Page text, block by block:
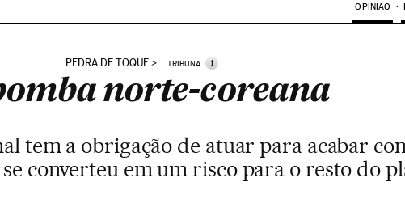
OPINIÃO
PEDRA DE TOQUE TRIBUNA i
norte-coreana
tem a obrigação de atuar para acabar
converteu em um risco para o resto do